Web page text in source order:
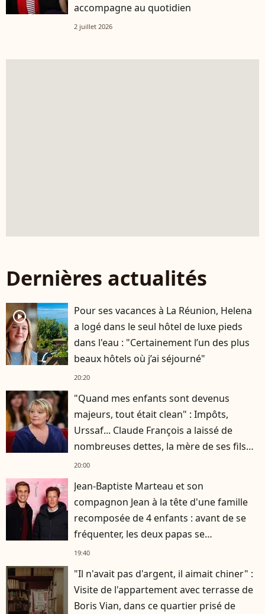
accompagne au quotidien
2 juillet 2026
Dernières actualités
player2
Pour ses vacances à La Réunion, Helena
a logé dans le seul hôtel de luxe pieds
dans l'eau : "Certainement l’un des plus
beaux hôtels où j’ai séjourné"
20:20
"Quand mes enfants sont devenus
majeurs, tout était clean" : Impôts,
Urssaf... Claude François a laissé de
nombreuses dettes, la mère de ses fils
s'est occupée de tout
20:00
Jean-Baptiste Marteau et son
compagnon Jean à la tête d'une famille
recomposée de 4 enfants : avant de se
fréquenter, les deux papas se
connaissaient depuis des années
19:40
"Il n'avait pas d'argent, il aimait chiner" :
Visite de l'appartement avec terrasse de
Boris Vian, dans ce quartier prisé de